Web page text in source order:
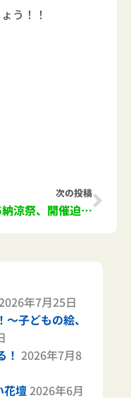
う！！
次の投稿
2025納涼祭、開催迫る！
年7月25日
子どもの絵、
！ 2026年7月8
花壇2026年6月